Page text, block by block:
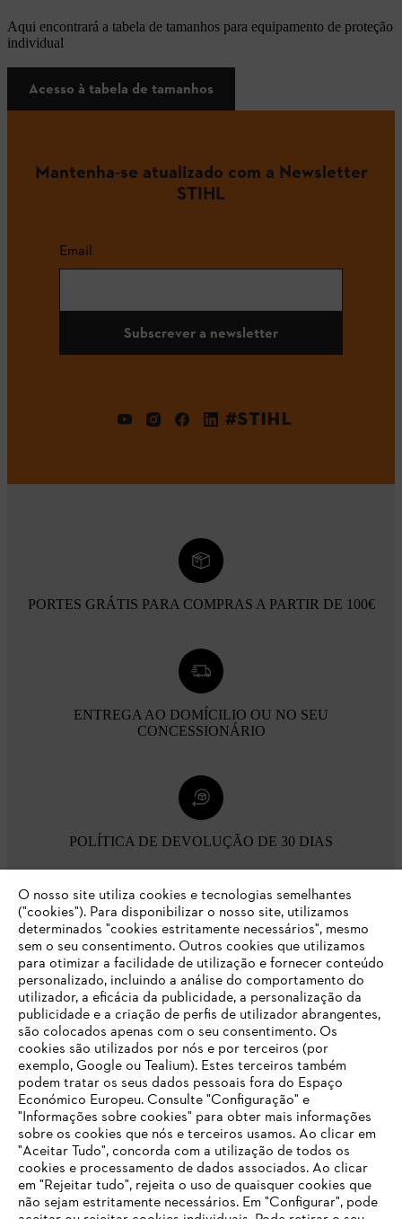
Aqui encontrará a tabela de tamanhos para equipamento de proteção
individual
Acesso à tabela de tamanhos
Mantenha-se atualizado com a Newsletter
STIHL
Email
Subscrever a newsletter
#STIHL
PORTES GRÁTIS PARA COMPRAS A PARTIR DE 100€
ENTREGA AO DOMÍCILIO OU NO SEU
CONCESSIONÁRIO
POLÍTICA DE DEVOLUÇÃO DE 30 DIAS
Opções de pagamento
Empresa
FAQs Loja Online
Contacto
O SEU NAVEGADOR NÃO SUPORTA
ESTE WEBSITE
O nosso site utiliza cookies e tecnologias semelhantes
("cookies"). Para disponibilizar o nosso site, utilizamos
determinados "cookies estritamente necessários", mesmo
sem o seu consentimento. Outros cookies que utilizamos
para otimizar a facilidade de utilização e fornecer conteúdo
personalizado, incluindo a análise do comportamento do
utilizador, a eficácia da publicidade, a personalização da
publicidade e a criação de perfis de utilizador abrangentes,
são colocados apenas com o seu consentimento. Os
cookies são utilizados por nós e por terceiros (por
exemplo, Google ou Tealium). Estes terceiros também
podem tratar os seus dados pessoais fora do Espaço
Económico Europeu. Consulte "Configuração" e
"Informações sobre cookies" para obter mais informações
sobre os cookies que nós e terceiros usamos. Ao clicar em
"Aceitar Tudo", concorda com a utilização de todos os
cookies e processamento de dados associados. Ao clicar
em "Rejeitar tudo", rejeita o uso de quaisquer cookies que
não sejam estritamente necessários. Em "Configurar", pode